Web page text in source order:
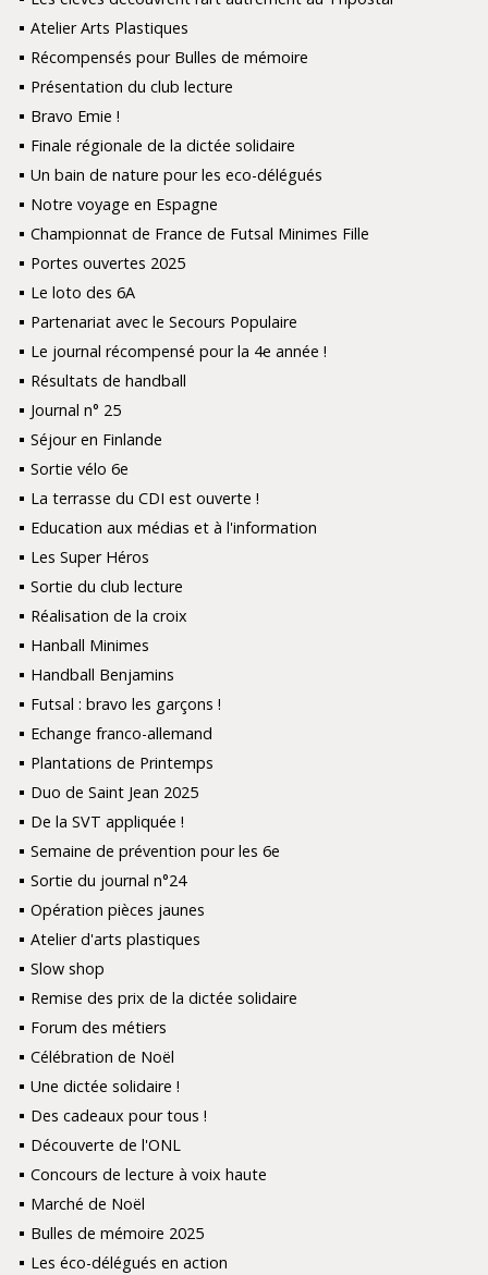
Atelier Arts Plastiques
Récompensés pour Bulles de mémoire
Présentation du club lecture
Bravo Emie !
Finale régionale de la dictée solidaire
Un bain de nature pour les eco-délégués
Notre voyage en Espagne
Championnat de France de Futsal Minimes Fille
Portes ouvertes 2025
Le loto des 6A
Partenariat avec le Secours Populaire
Le journal récompensé pour la 4e année !
Résultats de handball
Journal n° 25
Séjour en Finlande
Sortie vélo 6e
La terrasse du CDI est ouverte !
Education aux médias et à l'information
Les Super Héros
Sortie du club lecture
Réalisation de la croix
Hanball Minimes
Handball Benjamins
Futsal : bravo les garçons !
Echange franco-allemand
Plantations de Printemps
Duo de Saint Jean 2025
De la SVT appliquée !
Semaine de prévention pour les 6e
Sortie du journal n°24
Opération pièces jaunes
Atelier d'arts plastiques
Slow shop
Remise des prix de la dictée solidaire
Forum des métiers
Célébration de Noël
Une dictée solidaire !
Des cadeaux pour tous !
Découverte de l'ONL
Concours de lecture à voix haute
Marché de Noël
Bulles de mémoire 2025
Les éco-délégués en action